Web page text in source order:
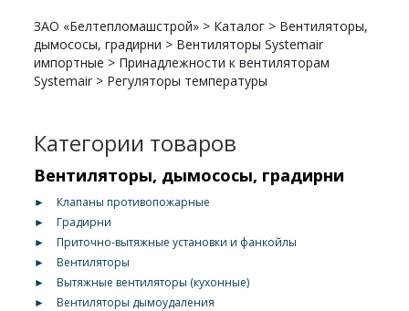
ЗАО «Белтепломашстрой» > Каталог > Вентиляторы,
дымососы, градирни > Вентиляторы Systemair
импортные > Принадлежности к вентиляторам
Systemair > Регуляторы температуры
Категории товаров
Вентиляторы, дымососы, градирни
►
Клапаны противопожарные
►
Градирни
►
Приточно-вытяжные установки и фанкойлы
►
Вентиляторы
►
Вытяжные вентиляторы (кухонные)
►
Вентиляторы дымоудаления